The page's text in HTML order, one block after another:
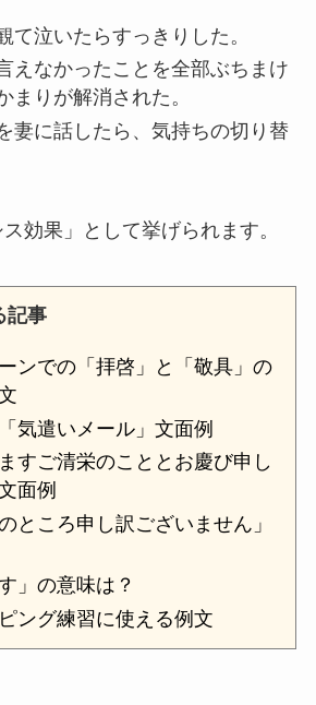
て泣いたらすっきりした。
えなかったことを全部ぶちまけ
まりが解消された。
妻に話したら、気持ちの切り替
効果」として挙げられます。
記事
ンでの「拝啓」と「敬具」の
気遣いメール」文面例
すご清栄のこととお慶び申し
面例
ところ申し訳ございません」
」の意味は？
ング練習に使える例文